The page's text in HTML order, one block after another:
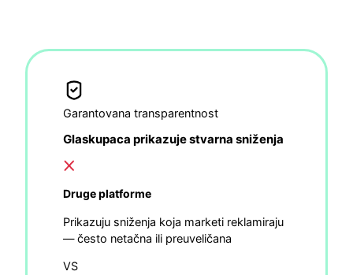
Garantovana transparentnost
Glaskupaca prikazuje stvarna sniženja
Druge platforme
Prikazuju sniženja koja marketi reklamiraju
— često netačna ili preuveličana
VS